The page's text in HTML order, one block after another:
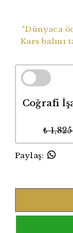
"Dünyaca
Kars balını
Coğrafi
₺
Paylaş: